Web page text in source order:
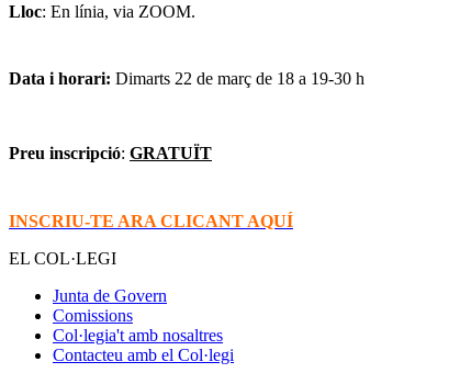
Lloc: En línia, via ZOOM.
Data i horari: Dimarts 22 de març de 18 a 19-30 h
Preu inscripció: GRATUÏT
INSCRIU-TE ARA CLICANT AQUÍ
EL COL·LEGI
Junta de Govern
Comissions
Col·legia't amb nosaltres
Contacteu amb el Col·legi